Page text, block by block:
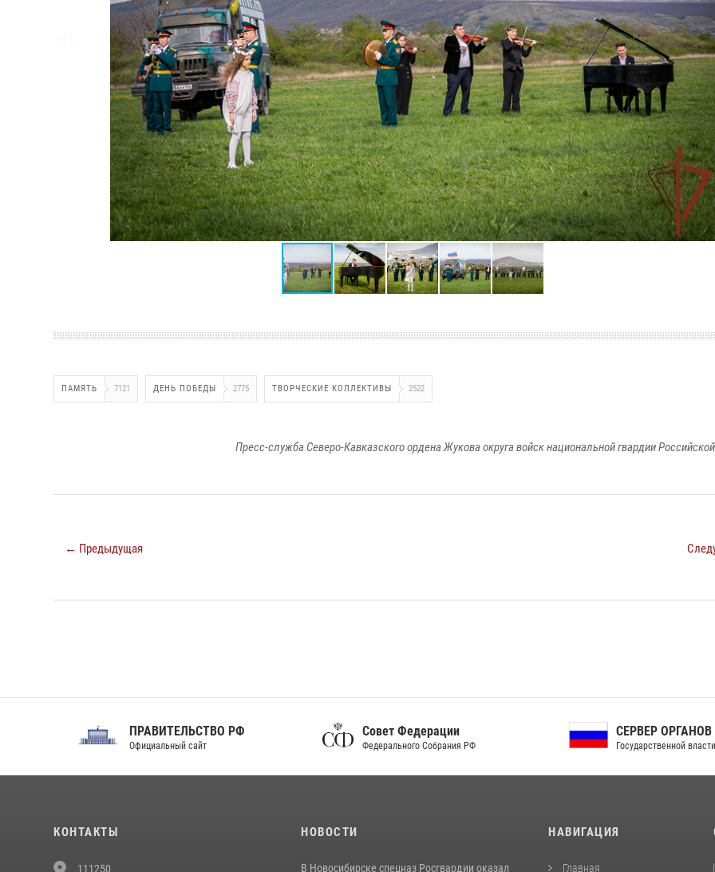
ПАМЯТЬ 7121 ДЕНЬ ПОБЕДЫ 2775 ТВОРЧЕСКИЕ КОЛЛЕКТИВЫ 2522
Пресс-служба Северо-Кавказского ордена Жукова округа войск национальной гвардии
← Предыдущая
ПРАВИТЕЛЬСТВО РФ
Официальный сайт
Совет Федерации
Федерального Собрания РФ
СЕРВЕР ОРГАНОВ
Государственной власти РФ
КОНТАКТЫ
111250
НОВОСТИ
В Новосибирске спецназ Росгвардии оказал
НАВИГАЦИЯ
Главная